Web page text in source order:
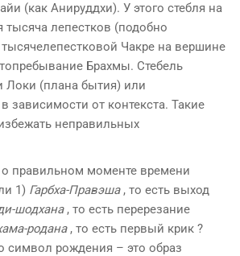
(как Анируддхи). У этого стебля на
тысяча лепестков (подобно
Чакре на вершине
Брахмы. Стебель
Локи (плана бытия) или
зависимости от контекста. Такие
неправильных
правильном моменте времени
1) Гарбха-Правэша, то есть выход
шодхана, то есть перерезание
родана, то есть первый крик ?
символ рождения – это образ